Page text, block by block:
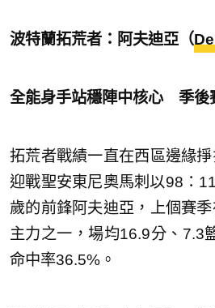
波特蘭拓荒者：阿夫迪亞（
全能身手站穩陣中核心 季後
拓荒者戰績一直在西區邊緣
迎戰聖安東尼奧馬刺以98：
歲的前鋒阿夫迪亞，上個賽
主力之一，場均16.9分、7.3
命中率36.5%。